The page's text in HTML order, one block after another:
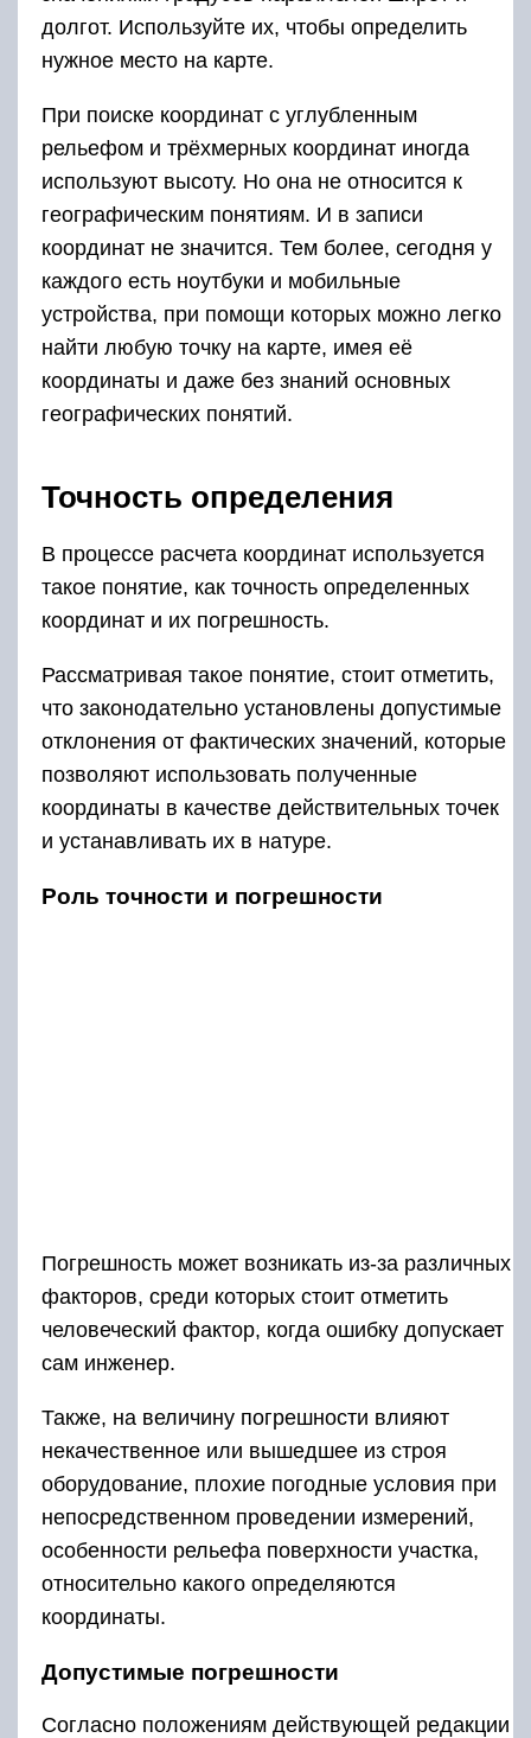
долгот. Используйте их, чтобы определить
нужное место на карте.
При поиске координат с углубленным
рельефом и трёхмерных координат иногда
используют высоту. Но она не относится к
географическим понятиям. И в записи
координат не значится. Тем более, сегодня у
каждого есть ноутбуки и мобильные
устройства, при помощи которых можно легко
найти любую точку на карте, имея её
координаты и даже без знаний основных
географических понятий.
Точность определения
В процессе расчета координат используется
такое понятие, как точность определенных
координат и их погрешность.
Рассматривая такое понятие, стоит отметить,
что законодательно установлены допустимые
отклонения от фактических значений, которые
позволяют использовать полученные
координаты в качестве действительных точек
и устанавливать их в натуре.
Роль точности и погрешности
Погрешность может возникать из-за различных
факторов, среди которых стоит отметить
человеческий фактор, когда ошибку допускает
сам инженер.
Также, на величину погрешности влияют
некачественное или вышедшее из строя
оборудование, плохие погодные условия при
непосредственном проведении измерений,
особенности рельефа поверхности участка,
относительно какого определяются
координаты.
Допустимые погрешности
Согласно положениям действующей редакции